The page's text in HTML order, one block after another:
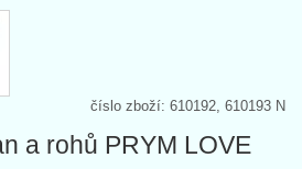
číslo zboží: 610192, 610193 N
a rohů PRYM LOVE